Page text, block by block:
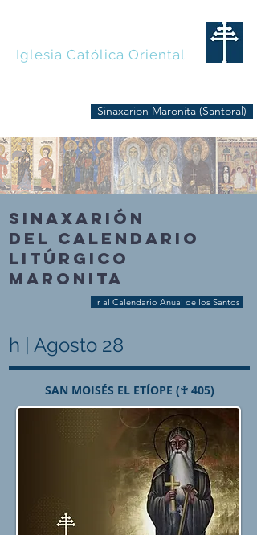
Iglesia Católica Oriental
Sinaxarion Maronita (Santoral)
SINAXARIÓN
DEL CALENDARIO
LITÚRGICO
MARONITA
Ir al Calendario Anual de los Santos
h | Agosto 28
SAN MOISÉS EL ETÍOPE (♰ 405)